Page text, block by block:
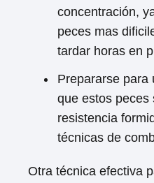
concentración,
peces mas
tardar horas en
Prepararse para
que estos peces
resistencia
técnicas de
Otra técnica efectiva